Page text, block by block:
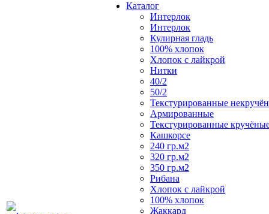
Каталог
Интерлок
Интерлок
Кулирная гладь
100% хлопок
Хлопок с лайкрой
Нитки
40/2
50/2
Текстурированные
Армированные
Текстурированные
Кашкорсе
240 гр.м2
320 гр.м2
350 гр.м2
Рибана
Хлопок с лайкрой
100% хлопок
Жаккард